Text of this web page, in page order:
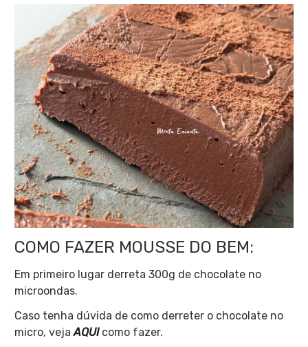
COMO FAZER MOUSSE DO BEM:
Em primeiro lugar derreta 300g de chocolate no
microondas.
Caso tenha dúvida de como derreter o chocolate no
micro, vejaAQUIcomo fazer.